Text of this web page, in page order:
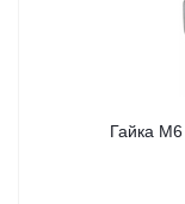
Гайка